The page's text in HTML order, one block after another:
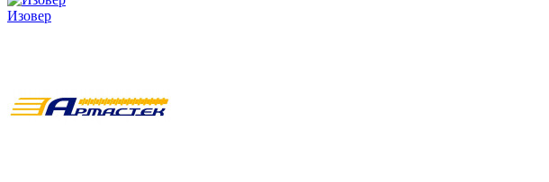
Изовер